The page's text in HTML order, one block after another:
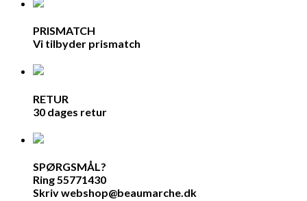
PRISMATCH
Vi tilbyder prismatch
RETUR
30 dages retur
SPØRGSMÅL?
Ring 55771430
Skriv webshop@beaumarche.dk